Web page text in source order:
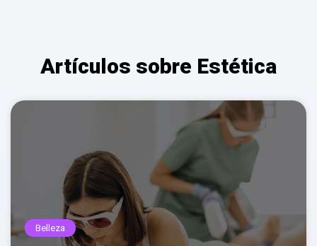
Artículos sobre Estética
Belleza